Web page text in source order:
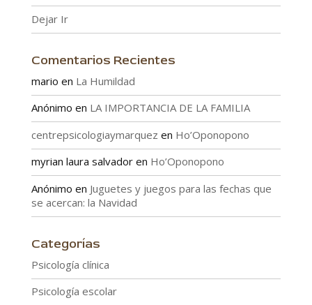
Dejar Ir
Comentarios Recientes
mario en La Humildad
Anónimo en LA IMPORTANCIA DE LA FAMILIA
centrepsicologiaymarquez en Ho’Oponopono
myrian laura salvadoren Ho’Oponopono
Anónimo en Juguetes y juegos para las fechas que
se acercan: la Navidad
Categorías
Psicología clínica
Psicología escolar